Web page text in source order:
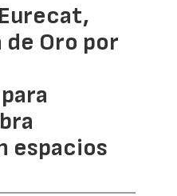
Oro por
espacios